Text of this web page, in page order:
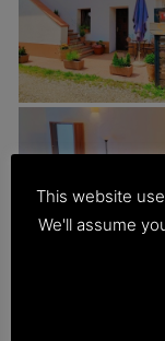
This website
We'll assume